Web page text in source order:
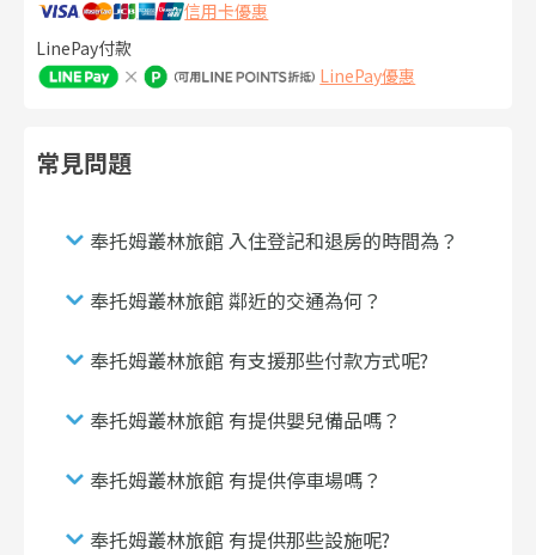
信用卡優惠
LinePay付款
LinePay優惠
常見問題
奉托姆叢林旅館 入住登記和退房的時間為？
奉托姆叢林旅館 鄰近的交通為何？
奉托姆叢林旅館 有支援那些付款方式呢?
奉托姆叢林旅館 有提供嬰兒備品嗎？
奉托姆叢林旅館 有提供停車場嗎？
奉托姆叢林旅館 有提供那些設施呢?